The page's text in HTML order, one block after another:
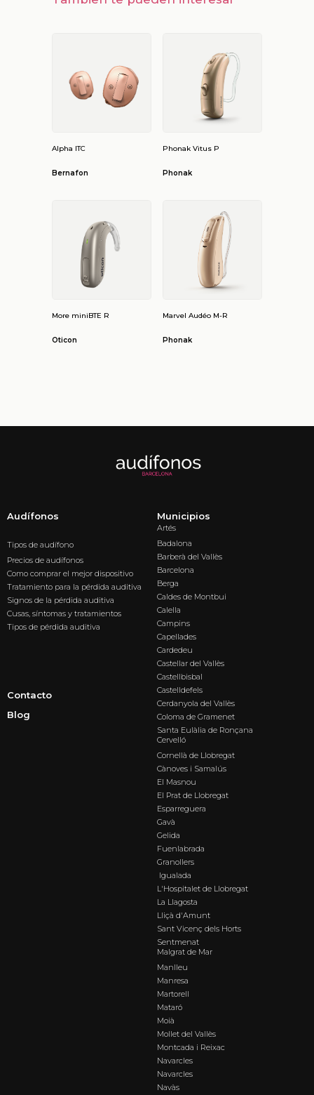
Alpha ITC
Bernafon
Phonak Vitus P
Phonak
More miniBTE R
Oticon
Marvel Audéo M-R
Phonak
Audífonos
Tipos de audífono
Precios de audífonos
Como comprar el mejor dispositivo
Tratamiento para la pérdida auditiva
Signos de la pérdida auditiva
Cusas, síntomas y tratamientos
Tipos de pérdida auditiva
Contacto
Blog
Municipios
Artés
Badalona
Barberà del Vallès
Barcelona
Berga
Caldes de Montbui
Calella
Campins
Capellades
Cardedeu
Castellar del Vallès
Castellbisbal
Castelldefels
Cerdanyola del Vallès
Coloma de Gramenet
Santa Eulàlia de Ronçana
Cervelló
Cornellà de Llobregat
Cànoves i Samalús
El Masnou
El Prat de Llobregat
Esparreguera
Gavà
Gelida
Fuenlabrada
Granollers
Igualada
L'Hospitalet de Llobregat
La Llagosta
Lliçà d'Amunt
Sant Vicenç dels Horts
Sentmenat
Malgrat de Mar
Manlleu
Manresa
Martorell
Mataró
Moià
Mollet del Vallès
Montcada i Reixac
Navarcles
Navarcles
Navàs